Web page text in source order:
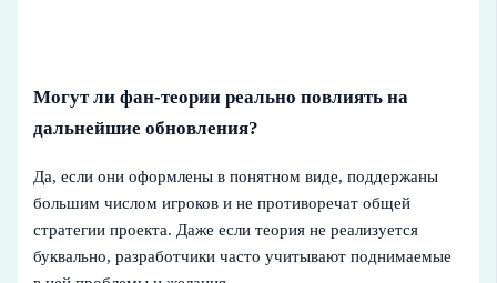
Могут ли фан-теории реально повлиять на
дальнейшие обновления?
Да, если они оформлены в понятном виде, поддержаны
большим числом игроков и не противоречат общей
стратегии проекта. Даже если теория не реализуется
буквально, разработчики часто учитывают поднимаемые